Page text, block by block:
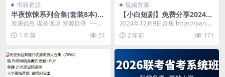
书籍资源
半夜惊悚系列合集(套装8本)
[大合集]
资源信息 谋杀现场 资源目录 └──
半夜惊悚系列（套装8本）.zip 21.
9... 1 年前 51
视频资源
【小白短剧】免费分享2024年
12月9日
2024年12月9日合集 https://pan.q
uark.cn/s/26d6...
2 年前 171